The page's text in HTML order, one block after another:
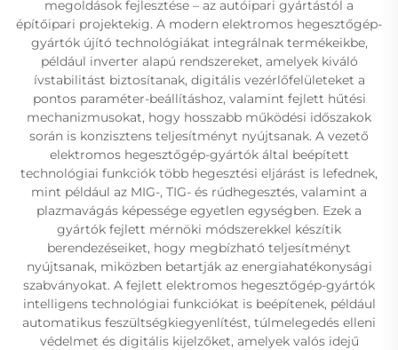
megoldások fejlesztése – az autóipari gyártástól a
építőipari projektekig. A modern elektromos hegesztőgép-
gyártók újító technológiákat integrálnak termékeikbe,
például inverter alapú rendszereket, amelyek kiváló
ívstabilitást biztosítanak, digitális vezérlőfelületeket a
pontos paraméter-beállításhoz, valamint fejlett hűtési
mechanizmusokat, hogy hosszabb működési időszakok
során is konzisztens teljesítményt nyújtsanak. A vezető
elektromos hegesztőgép-gyártók által beépített
technológiai funkciók több hegesztési eljárást is lefednek,
mint például az MIG-, TIG- és rúdhegesztés, valamint a
plazmavágás képessége egyetlen egységben. Ezek a
gyártók fejlett mérnöki módszerekkel készítik
berendezéseiket, hogy megbízható teljesítményt
nyújtsanak, miközben betartják az energiahatékonysági
szabványokat. A fejlett elektromos hegesztőgép-gyártók
intelligens technológiai funkciókat is beépítenek, például
automatikus feszültségkiegyenlítést, túlmelegedés elleni
védelmet és digitális kijelzőket, amelyek valós idejű